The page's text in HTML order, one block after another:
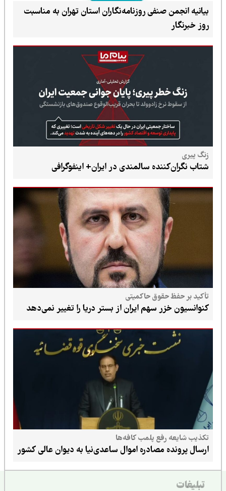
بیانیه انجمن صنفی روزنامه‌نگاران استان تهران به مناسبت
روز خبرنگار
زنگ پیری
شتاب نگران‌کننده سالمندی در ایران+ اینفوگرافی
تأکید بر حفظ حقوق حاکمیتی
کنوانسیون خزر سهم ایران از بستر دریا را تغییر نمی‌دهد
تکذیب شایعه رفع پلمب کافه‌ها
ارسال پرونده مصادره اموال ساعدی‌نیا به دیوان عالی کشور
تبلیغات